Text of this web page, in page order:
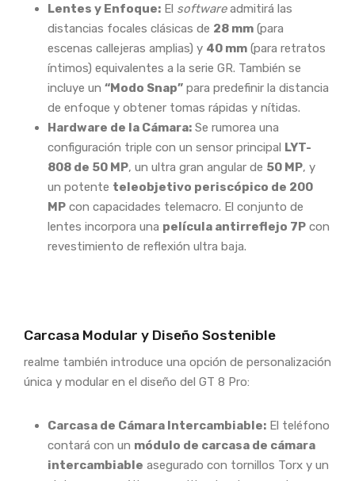
Lentes y Enfoque: El softwareadmitirá las
distancias focales clásicas de 28 mm (para
escenas callejeras amplias) y 40 mm (para retratos
íntimos) equivalentes a la serie GR. También se
incluye un “Modo Snap” para predefinir la distancia
de enfoque y obtener tomas rápidas y nítidas.
Hardware de la Cámara: Se rumorea una
configuración triple con un sensor principal LYT-
808 de 50 MP, un ultra gran angular de 50 MP, y
un potente teleobjetivo periscópico de 200
MP con capacidades telemacro. El conjunto de
lentes incorpora una película antirreflejo 7P con
revestimiento de reflexión ultra baja.
Carcasa Modular y Diseño Sostenible
realme también introduce una opción de personalización
única y modular en el diseño del GT 8 Pro:
Carcasa de Cámara Intercambiable: El teléfono
contará con un módulo de carcasa de cámara
intercambiable asegurado con tornillos Torx y un